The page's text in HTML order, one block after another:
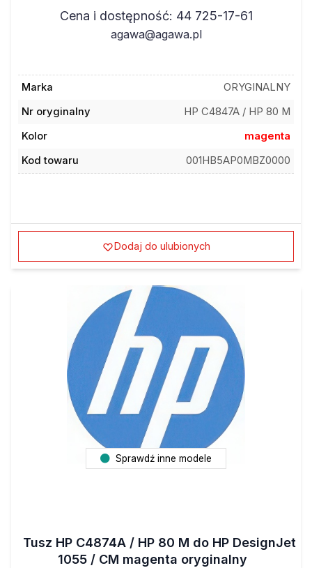
Cena i dostępność: 44 725-17-61
agawa@agawa.pl
Marka
ORYGINALNY
Nr oryginalny
HP C4847A / HP 80 M
Kolor
magenta
Kod towaru
001HB5AP0MBZ0000
Dodaj do ulubionych
Sprawdź inne modele
Tusz HP C4874A / HP 80 M do HP DesignJet
1055 / CM magenta oryginalny